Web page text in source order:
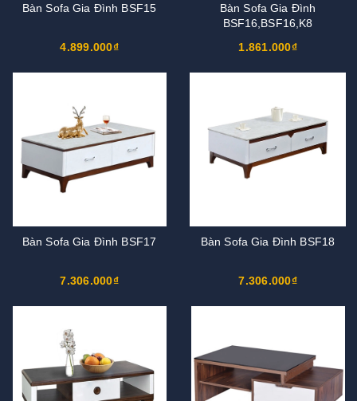
Bàn Sofa Gia Đình BSF15
4.899.000₫
Bàn Sofa Gia Đình
BSF16,BSF16,K8
1.861.000₫
Bàn Sofa Gia Đình BSF17
7.306.000₫
Bàn Sofa Gia Đình BSF18
7.306.000₫